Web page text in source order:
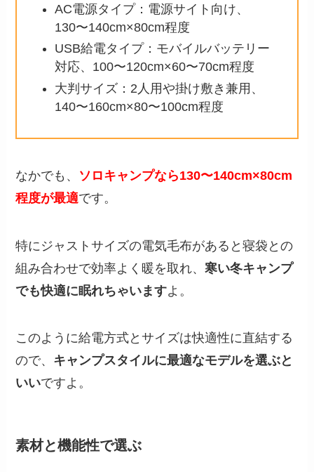
AC電源タイプ：電源サイト向け、
130〜140cm×80cm程度
USB給電タイプ：モバイルバッテリー
対応、100〜120cm×60〜70cm程度
大判サイズ：2人用や掛け敷き兼用、
140〜160cm×80〜100cm程度
なかでも、 ソロキャンプなら130〜140cm×80cm
程度が最適です。
特にジャストサイズの電気毛布があると寝袋との
組み合わせで効率よく暖を取れ、寒い冬キャンプ
でも快適に眠れちゃいますよ。
このように給電方式とサイズは快適性に直結する
ので、 キャンプスタイルに最適なモデルを選ぶと
いいですよ。
素材と機能性で選ぶ